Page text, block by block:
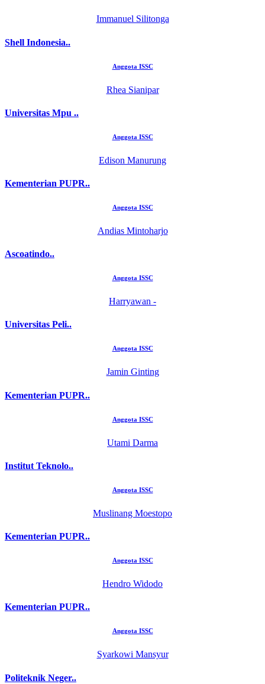
Immanuel Silitonga
Shell Indonesia..
Anggota ISSC
Rhea Sianipar
Universitas Mpu ..
Anggota ISSC
Edison Manurung
Kementerian PUPR..
Anggota ISSC
Andias Mintoharjo
Ascoatindo..
Anggota ISSC
Harryawan -
Universitas Peli..
Anggota ISSC
Jamin Ginting
Kementerian PUPR..
Anggota ISSC
Utami Darma
Institut Teknolo..
Anggota ISSC
Muslinang Moestopo
Kementerian PUPR..
Anggota ISSC
Hendro Widodo
Kementerian PUPR..
Anggota ISSC
Syarkowi Mansyur
Politeknik Neger..